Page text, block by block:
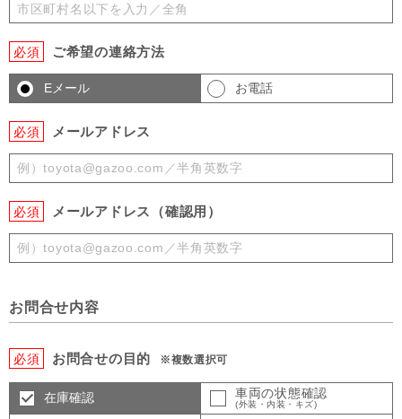
必須 ご希望の連絡方法
Eメール お電話
必須 メールアドレス
必須 メールアドレス（確認用）
お問合せ内容
必須 お問合せの目的 ※複数選択可
在庫確認 車両の状態確認
(外装・内装・キズ)